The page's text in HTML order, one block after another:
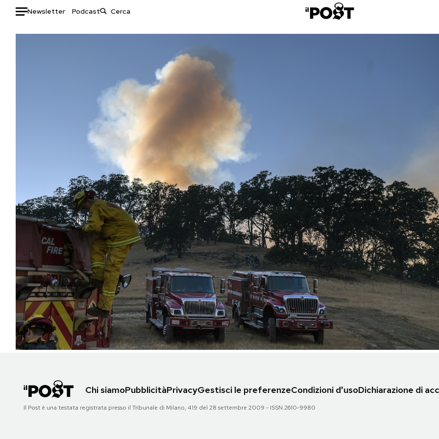
Newsletter Podcast
Auto
Economia
Sport
Moda
Storie/Idee
Ok Boomer!
Europa
Altrecose
Mondiali calcio 2026
PODCAST
NEWSLETTER
I MIEI PREFERITI
SHOP
AREA PERSONALE
Chi siamoPubblicitàPrivacyGestisci le preferenzeCondizioni d'usoDichiarazione di
Il Post è una testata registrata presso il Tribunale di Milano, 419 del 28 settembre 2009 - ISSN 2610-9980